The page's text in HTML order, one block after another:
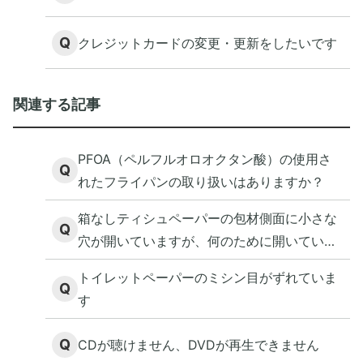
Q クレジットカードの変更・更新をしたいです
関連する記事
Q
PFOA（ペルフルオロオクタン酸）の使用さ
れたフライパンの取り扱いはありますか？
Q
箱なしティシュペーパーの包材側面に小さな
穴が開いていますが、何のために開いている
のですか。
Q
トイレットペーパーのミシン目がずれていま
す
Q CDが聴けません、DVDが再生できません